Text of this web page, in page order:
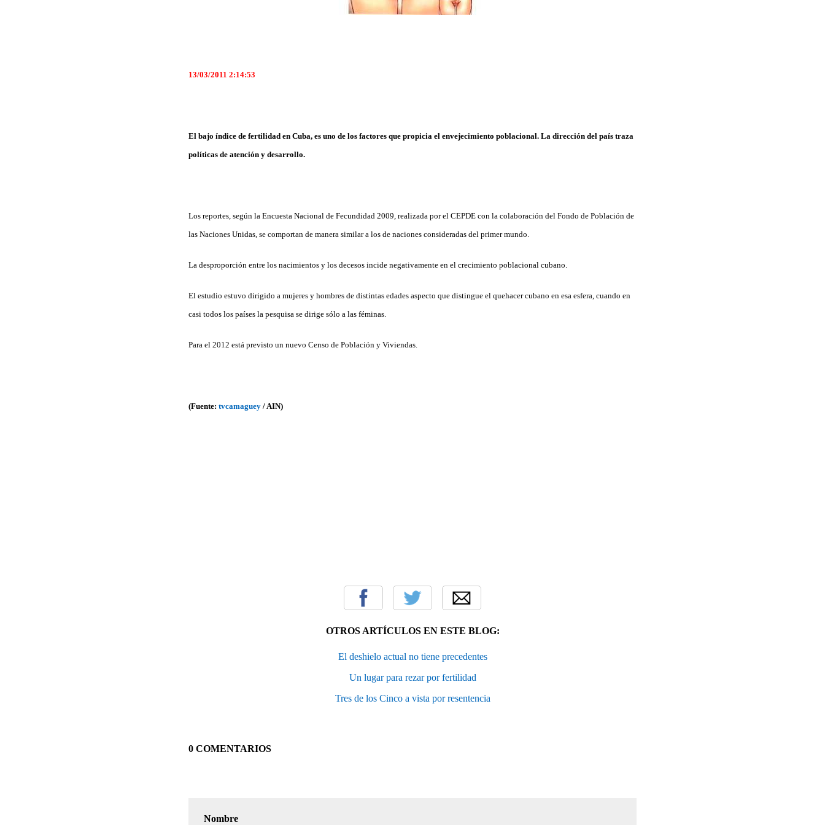
13/03/2011 2:14:53
El bajo índice de fertilidad en Cuba, es uno de los factores que propicia el envejecimiento poblacional. La dirección del país traza
políticas de atención y desarrollo.
Los reportes, según la Encuesta Nacional de Fecundidad 2009, realizada por el CEPDE con la colaboración del Fondo de Población de
las Naciones Unidas, se comportan de manera similar a los de naciones consideradas del primer mundo.
La desproporción entre los nacimientos y los decesos incide negativamente en el crecimiento poblacional cubano.
El estudio estuvo dirigido a mujeres y hombres de distintas edades aspecto que distingue el quehacer cubano en esa esfera, cuando en
casi todos los países la pesquisa se dirige sólo a las féminas.
Para el 2012 está previsto un nuevo Censo de Población y Viviendas.
(Fuente: tvcamaguey / AIN)
OTROS ARTÍCULOS EN ESTE BLOG:
El deshielo actual no tiene precedentes
Un lugar para rezar por fertilidad
Tres de los Cinco a vista por resentencia
0 COMENTARIOS
Nombre